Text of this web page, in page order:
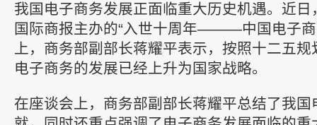
我国电子商务发展正面临重大历史机遇。近
国际商报主办的“入世十周年———中国电子商
上，商务部副部长蒋耀平表示，按照十二五
电子商务的发展已经上升为国家战略。
在座谈会上，商务部副部长蒋耀平总结了我